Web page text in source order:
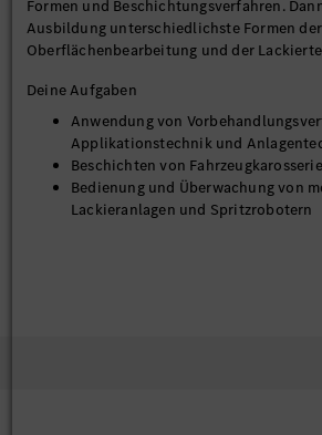
Formen und Beschichtungsverfahren.
Ausbildung unterschiedlichste Formen der
Oberflächenbearbeitung und der
Deine Aufgaben
Anwendung von
Applikationstechnik und
Beschichten von
Bedienung und Überwachung von
Lackieranlagen und Spritzrobotern